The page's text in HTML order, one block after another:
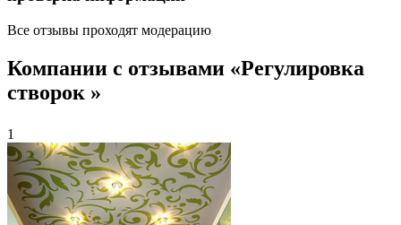
Все отзывы проходят модерацию
Компании с отзывами «Регулировка
створок »
1